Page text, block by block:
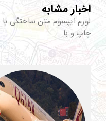
اخبار مشابه
لورم ایپسوم متن ساختگی
چاپ و با